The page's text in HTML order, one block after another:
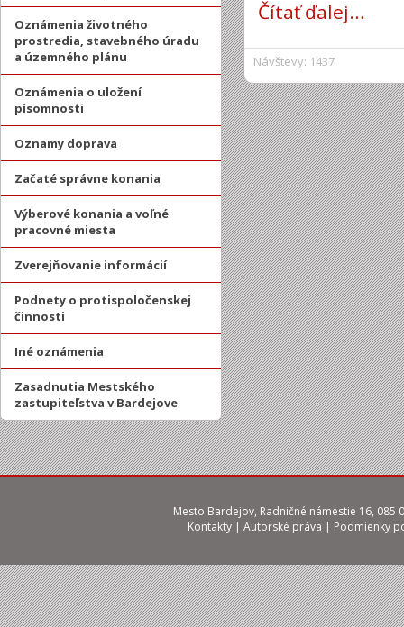
Oznámenia životného
prostredia, stavebného úradu
a územného plánu
Oznámenia o uložení
písomnosti
Oznamy doprava
Začaté správne konania
Výberové konania a voľné
pracovné miesta
Zverejňovanie informácií
Podnety o protispoločenskej
činnosti
Iné oznámenia
Zasadnutia Mestského
zastupiteľstva v Bardejove
Návštevy: 1437
Čítať ďalej…
Mesto Bardejov, Radničné námestie 16, 085
Kontakty | Autorské práva | Podmienky